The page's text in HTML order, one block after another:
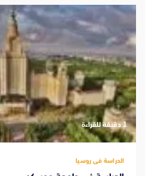
‫1 دقيقة للقراءة
الدراسة فى روسيا